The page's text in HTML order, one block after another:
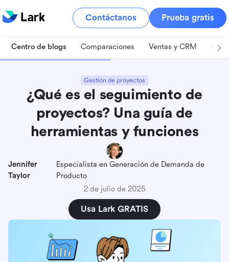
Contáctanos Prueba gratis
Centro de blogs Comparaciones Ventas y CRM
Gestión de proyectos
¿Qué es el seguimiento de
proyectos? Una guía de
herramientas y funciones
Jennifer
Taylor
Especialista en Generación de Demanda de
Producto
2 de julio de 2025
Usa Lark GRATIS